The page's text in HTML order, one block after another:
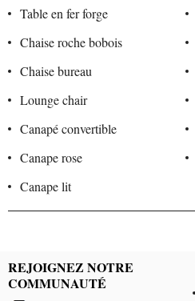
Table en fer forge
Chaise roche bobois
Chaise bureau
Lounge chair
Canapé convertible
Canape rose
Canape lit
REJOIGNEZ NOTRE
COMMUNAUTÉ